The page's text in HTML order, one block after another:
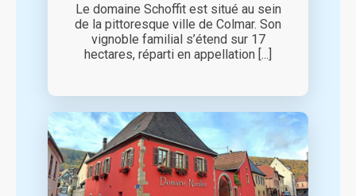
Le domaine Schoffit est situé au sein
de la pittoresque ville de Colmar. Son
vignoble familial s’étend sur 17
hectares, réparti en appellation [...]